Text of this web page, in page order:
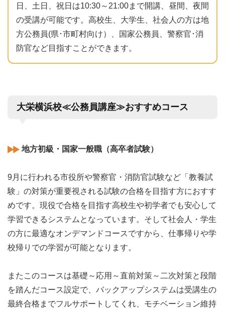
日、土日、祝日は10:30～21:00まで開講、昼間、夜間
の受講が可能です。高校生、大学生、社会人の方は地
方公務員(県･市町村向け）、国家公務員、警察官･消
防官など目指すことができます。
大栄横浜校≪公務員講座≫おすすめコース
地方初級・国家一般職（高卒者試験）
9月に行われる市役所や警察官・消防官試験など「教養試
験」の対策が重要視される試験の合格を目指す方におすす
めです。現役で合格を目指す高校生や初学者でも安心して
学習できるシステムとなっています。そして社会人・学生
の方に最適なオンデマンドコースですから、仕事帰りや学
校帰りでの学習が可能となります。
またこのコースは基礎～応用～直前対策～二次対策と段階
を踏んだコース設定で、バックアップシステムは受講生の
最終合格までフルサポートしてくれ、モチベーション維持